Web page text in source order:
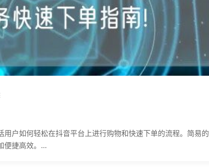
户如何轻松在抖音平台上进行购物和快速下单的流程。简易的
便捷高效。...